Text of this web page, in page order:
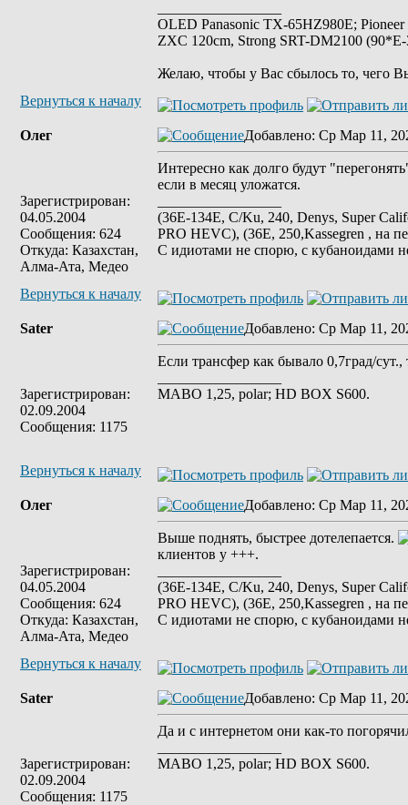
OLED Panasonic TX-65HZ980E;
ZXC 120cm, Strong SRT-DM2100
Желаю, чтобы у Вас сбылось то, чего
Вернуться к началу
Олег
Зарегистрирован:
04.05.2004
Сообщения: 624
Откуда: Казахстан,
Алма-Ата, Медео
Добавлено: Ср Мар 11,
Интересно как долго будут
если в месяц уложатся.
(36E-134E, C/Ku, 240, Denys, Super
PRO HEVC), (36E, 250,Kassegren , на
С идиотами не спорю, с кубаноидами
Вернуться к началу
Sater
Зарегистрирован:
02.09.2004
Сообщения: 1175
Добавлено: Ср Мар 11,
Если трансфер как бывало 0,7град/сут.,
MABO 1,25, polar; HD BOX S600.
Вернуться к началу
Олег
Зарегистрирован:
04.05.2004
Сообщения: 624
Откуда: Казахстан,
Алма-Ата, Медео
Добавлено: Ср Мар 11,
Выше поднять, быстрее дотелепается.
клиентов у +++.
(36E-134E, C/Ku, 240, Denys, Super
PRO HEVC), (36E, 250,Kassegren , на
С идиотами не спорю, с кубаноидами
Вернуться к началу
Sater
Зарегистрирован:
02.09.2004
Сообщения: 1175
Добавлено: Ср Мар 11,
Да и с интернетом они как-то
MABO 1,25, polar; HD BOX S600.